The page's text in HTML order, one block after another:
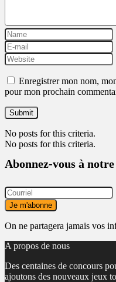
Enregistrer mon nom,
pour mon prochain
No posts for this criteria.
No posts for this criteria.
Abonnez-vous à
On ne partagera jamais vos
A propos de nous
Des centaines de concours
ajoutons des nouveaux jeux